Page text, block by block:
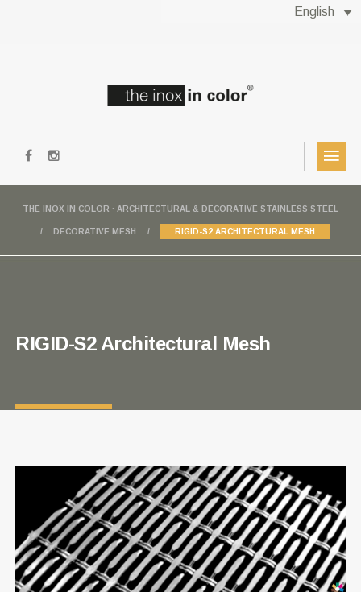
English
THE INOX IN COLOR · ARCHITECTURAL & DECORATIVE STAINLESS STEEL
DECORATIVE MESH RIGID-S2 ARCHITECTURAL MESH
RIGID-S2 Architectural Mesh